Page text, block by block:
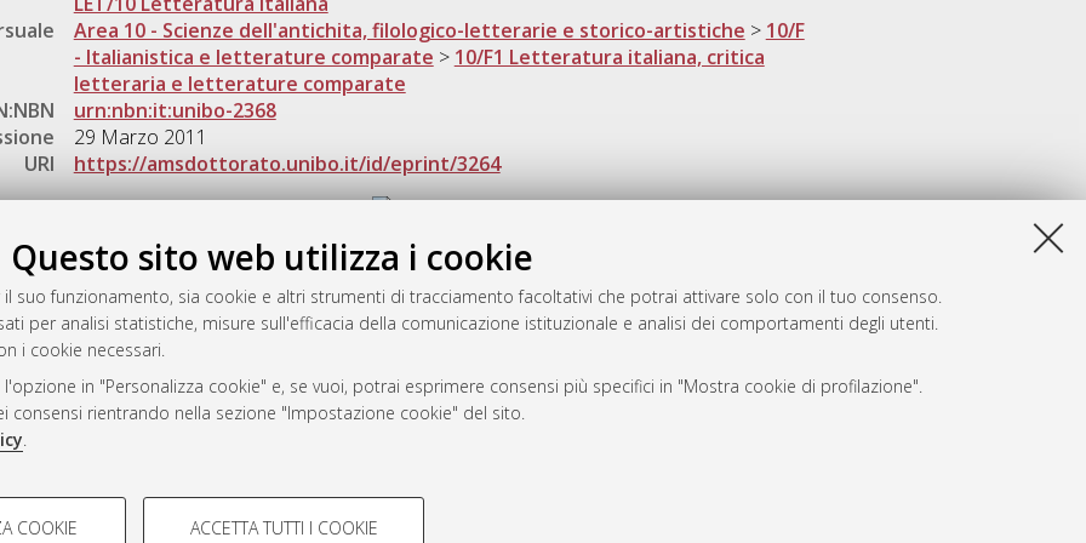
Questo sito web utilizza i cookie
suo funzionamento, sia cookie e altri strumenti di tracciamento facoltativi che potrai attivare solo con il tuo consenso.
per analisi statistiche, misure sull'efficacia della comunicazione istituzionale e analisi dei comportamenti degli utenti.
i cookie necessari.
in "Personalizza cookie" e, se vuoi, potrai esprimere consensi più specifici in "Mostra cookie di profilazione".
rientrando nella sezione "Impostazione cookie" del sito.
.
COOKIE TECNICI - NECESSARI
COOKIE ACCETTA TUTTI I COOKIE
Area 10 - Scienze dell'antichita, filologico-letterarie e storico-artistiche > 10/F
- Italianistica e letterature comparate > 10/F1 Letteratura italiana, critica
letteraria e letterature comparate
urn:nbn:it:unibo-2368
29 Marzo 2011
URI
https://amsdottorato.unibo.it/id/eprint/3264
e gestito da
Cookie
sulla privacy
del sito